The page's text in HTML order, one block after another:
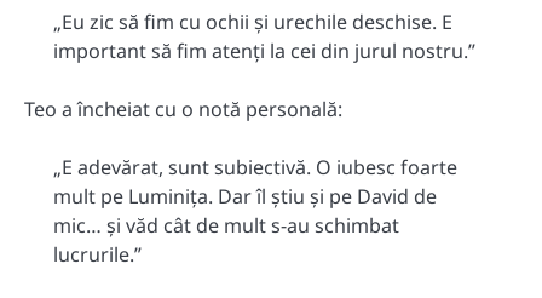
„Eu zic să fim cu ochii și urechile deschise. E
important să fim atenți la cei din jurul nostru.”
Teo a încheiat cu o notă personală:
„E adevărat, sunt subiectivă. O iubesc foarte
mult pe Luminița. Dar îl știu și pe David de
mic… și văd cât de mult s-au schimbat
lucrurile.”